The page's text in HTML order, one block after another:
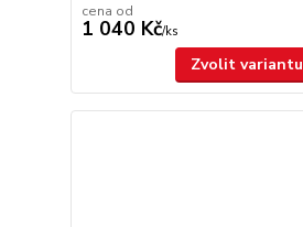
cena od
1 040 Kč/ks
Zvolit variantu